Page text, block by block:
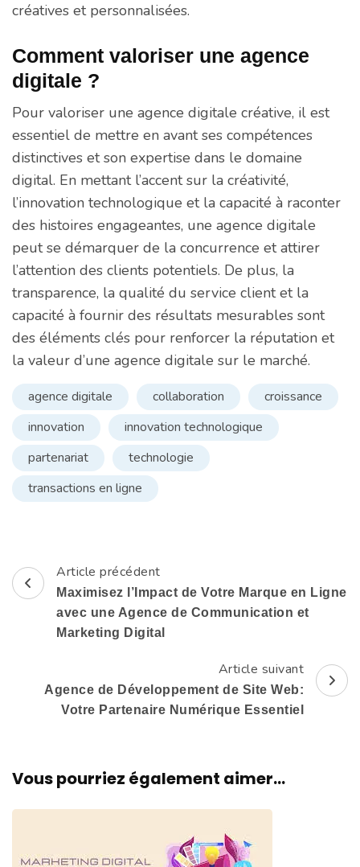
créatives et personnalisées.
Comment valoriser une agence
digitale ?
Pour valoriser une agence digitale créative, il est
essentiel de mettre en avant ses compétences
distinctives et son expertise dans le domaine
digital. En mettant l’accent sur la créativité,
l’innovation technologique et la capacité à raconter
des histoires engageantes, une agence digitale
peut se démarquer de la concurrence et attirer
l’attention des clients potentiels. De plus, la
transparence, la qualité du service client et la
capacité à fournir des résultats mesurables sont
des éléments clés pour renforcer la réputation et
la valeur d’une agence digitale sur le marché.
agence digitale collaboration
croissance
innovation
innovation technologique
partenariat
technologie
transactions en ligne
Navigation
d'article
Article précédent
Maximisez l’Impact de Votre Marque en Ligne
avec une Agence de Communication et
Marketing Digital
Article suivant
Agence de Développement de Site Web:
Votre Partenaire Numérique Essentiel
Vous pourriez également aimer...